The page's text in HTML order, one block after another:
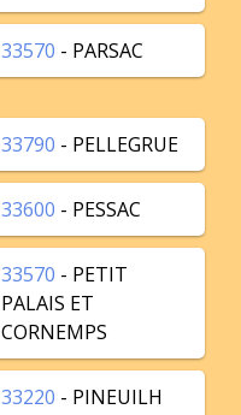
33570 - PARSAC
33790 - PELLEGRUE
33600 - PESSAC
33570 - PETIT
PALAIS ET
CORNEMPS
33220 - PINEUILH